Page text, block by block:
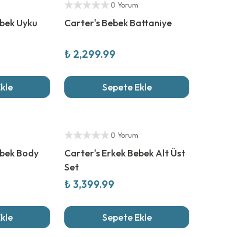
Uyku
0 Yorum
Carter's Bebek Battaniye
₺ 2,299.99
Sepete Ekle
Body
0 Yorum
Carter's Erkek Bebek Alt Üst
Set
₺ 3,399.99
Sepete Ekle